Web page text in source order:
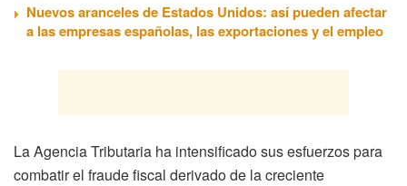
Nuevos aranceles de Estados Unidos: así pueden afectar
a las empresas españolas, las exportaciones y el empleo
La Agencia Tributaria ha intensificado sus esfuerzos para
combatir el fraude fiscal derivado de la creciente